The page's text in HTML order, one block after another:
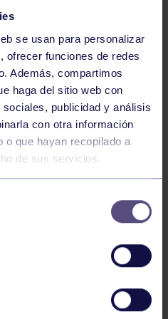
se usan para personalizar
ofrecer funciones de redes
Además, compartimos
haga del sitio web con
publicidad y análisis
con otra información
o que hayan recopilado a
de sus servicios.
RUMBO AL